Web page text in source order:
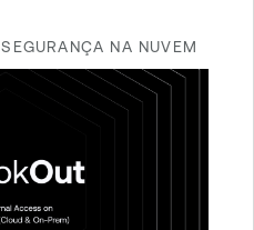
SEGURANÇA NA NUVEM